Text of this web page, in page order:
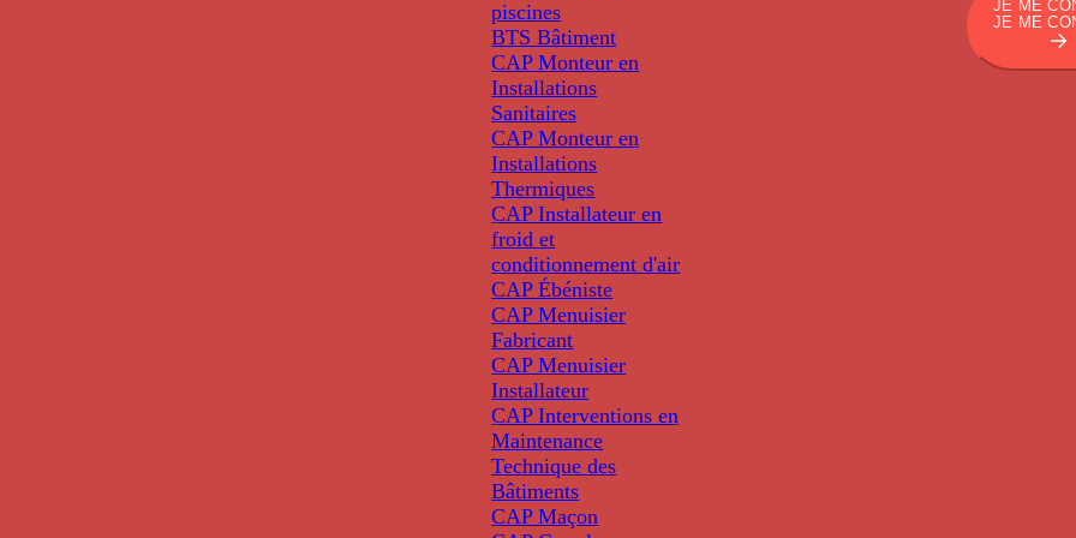
piscines
BTS Bâtiment
CAP Monteur en
Installations
Sanitaires
CAP Monteur en
Installations
Thermiques
CAP Installateur en
froid et
conditionnement d'air
CAP Ébéniste
CAP Menuisier
Fabricant
CAP Menuisier
Installateur
CAP Interventions en
Maintenance
Technique des
Bâtiments
CAP Maçon
JE ME
JE ME